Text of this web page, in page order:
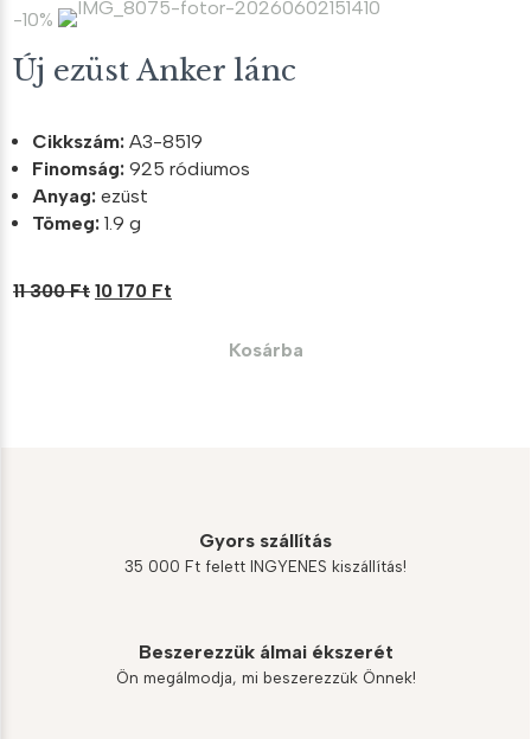
500 Ft.
050 Ft.
-10%
Új ezüst Anker lánc
Cikkszám: A3-8519
Finomság: 925 ródiumos
Anyag: ezüst
Tömeg: 1.9 g
11 300Ft Original
10 170 Ft
Kosárba
Gyors szállítás
35 000 Ft felett INGYENES kiszállítás!
Beszerezzük álmai ékszerét
Ön megálmodja, mi beszerezzük Önnek!